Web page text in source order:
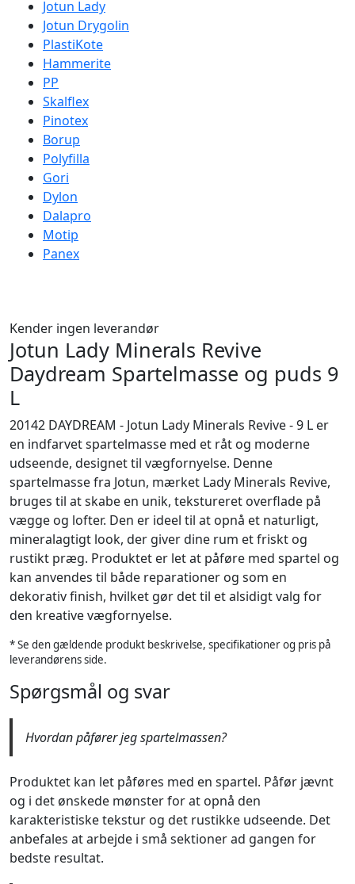
Jotun Lady
Jotun Drygolin
PlastiKote
Hammerite
PP
Skalflex
Pinotex
Borup
Polyfilla
Gori
Dylon
Dalapro
Motip
Panex
Kender ingen leverandør
Jotun Lady Minerals Revive
Daydream Spartelmasse og puds 9
L
20142 DAYDREAM - Jotun Lady Minerals Revive - 9 L er
en indfarvet spartelmasse med et råt og moderne
udseende, designet til vægfornyelse. Denne
spartelmasse fra Jotun, mærket Lady Minerals Revive,
bruges til at skabe en unik, tekstureret overflade på
vægge og lofter. Den er ideel til at opnå et naturligt,
mineralagtigt look, der giver dine rum et friskt og
rustikt præg. Produktet er let at påføre med spartel og
kan anvendes til både reparationer og som en
dekorativ finish, hvilket gør det til et alsidigt valg for
den kreative vægfornyelse.
* Se den gældende produkt beskrivelse, specifikationer og pris på
leverandørens side.
Spørgsmål og svar
Hvordan påfører jeg spartelmassen?
Produktet kan let påføres med en spartel. Påfør jævnt
og i det ønskede mønster for at opnå den
karakteristiske tekstur og det rustikke udseende. Det
anbefales at arbejde i små sektioner ad gangen for
bedste resultat.